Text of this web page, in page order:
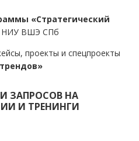
«Стратегический
ВШЭ СПб
проекты и спецпроекты
ЗАПРОСОВ НА
И ТРЕНИНГИ